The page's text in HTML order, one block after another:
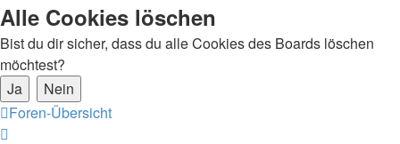
Alle Cookies löschen
Bist du dir sicher, dass du alle Cookies des Boards löschen
möchtest?
Foren-Übersicht